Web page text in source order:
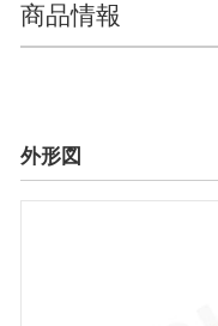
商品情報
外形図